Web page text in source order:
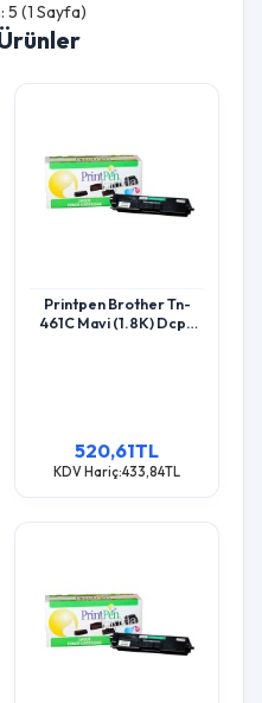
5 (1 Sayfa)
Printpen Brother Tn-
461C Mavi (1.8K) Dcp-
520,61TL
KDV Hariç:433,84TL